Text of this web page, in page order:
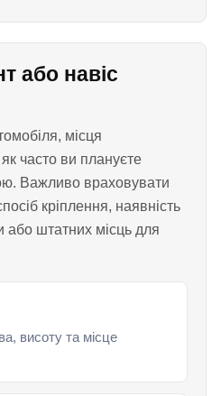
або навіс
місця
часто ви плануєте
Важливо враховувати
кріплення, наявність
штатних місць для
висоту та місце